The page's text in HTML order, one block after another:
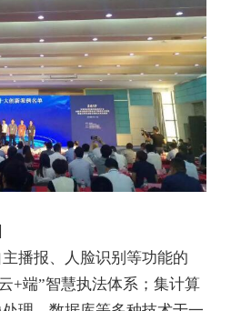
报、人脸识别等功能的
+端”智慧执法体系；集计算